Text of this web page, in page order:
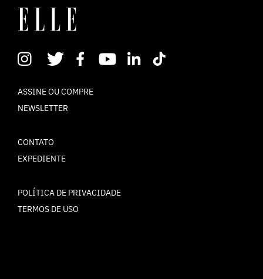
ASSINE OU COMPRE
NEWSLETTER
CONTATO
EXPEDIENTE
POLÍTICA DE PRIVACIDADE
TERMOS DE USO